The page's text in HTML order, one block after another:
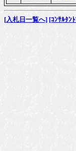
[入札日一覧へ] [ｺﾝｻﾙﾀﾝ